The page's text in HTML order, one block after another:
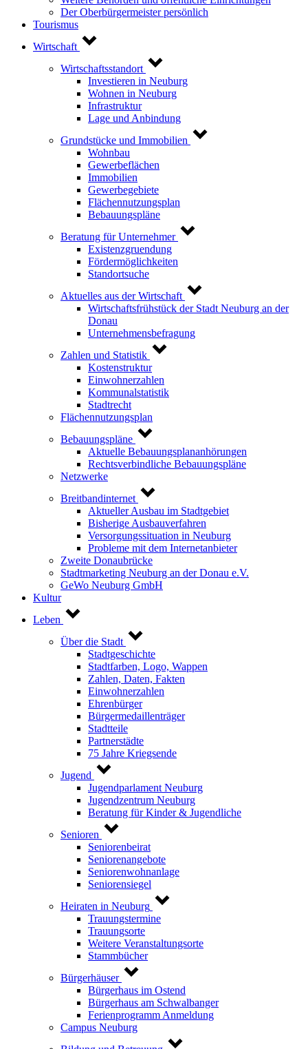
Der Oberbürgermeister persönlich
Tourismus
Wirtschaft
Wirtschaftsstandort
Investieren in Neuburg
Wohnen in Neuburg
Infrastruktur
Lage und Anbindung
Grundstücke und Immobilien
Wohnbau
Gewerbeflächen
Immobilien
Gewerbegebiete
Flächennutzungsplan
Bebauungspläne
Beratung für Unternehmer
Existenzgruendung
Fördermöglichkeiten
Standortsuche
Aktuelles aus der Wirtschaft
Wirtschaftsfrühstück der Stadt Neuburg an der
Donau
Unternehmensbefragung
Zahlen und Statistik
Kostenstruktur
Einwohnerzahlen
Kommunalstatistik
Stadtrecht
Flächennutzungsplan
Bebauungspläne
Aktuelle Bebauungsplananhörungen
Rechtsverbindliche Bebauungspläne
Netzwerke
Breitbandinternet
Aktueller Ausbau im Stadtgebiet
Bisherige Ausbauverfahren
Versorgungssituation in Neuburg
Probleme mit dem Internetanbieter
Zweite Donaubrücke
Stadtmarketing Neuburg an der Donau e.V.
GeWo Neuburg GmbH
Kultur
Leben
Über die Stadt
Stadtgeschichte
Stadtfarben, Logo, Wappen
Zahlen, Daten, Fakten
Einwohnerzahlen
Ehrenbürger
Bürgermedaillenträger
Stadtteile
Partnerstädte
75 Jahre Kriegsende
Jugend
Jugendparlament Neuburg
Jugendzentrum Neuburg
Beratung für Kinder & Jugendliche
Senioren
Seniorenbeirat
Seniorenangebote
Seniorenwohnanlage
Seniorensiegel
Heiraten in Neuburg
Trauungstermine
Trauungsorte
Weitere Veranstaltungsorte
Stammbücher
Bürgerhäuser
Bürgerhaus im Ostend
Bürgerhaus am Schwalbanger
Ferienprogramm Anmeldung
Campus Neuburg